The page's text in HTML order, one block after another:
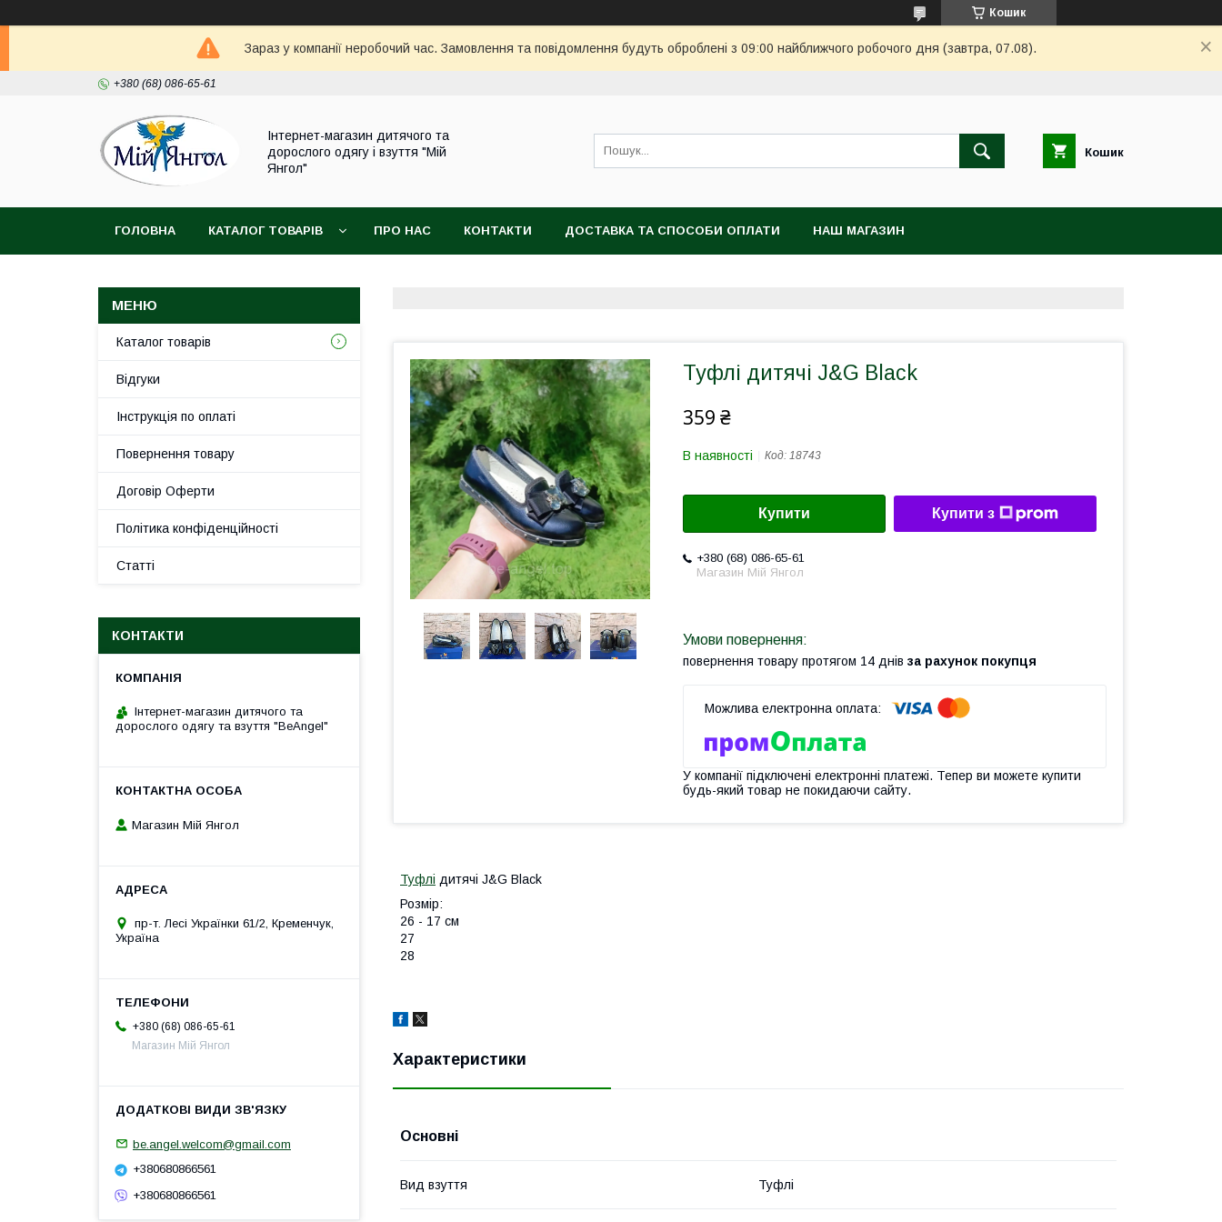
Кошик
Зараз у компанії неробочий час. Замовлення та повідомлення будуть оброблені з 09:00 найближчого робочого дня (завтра, 07.08).
+380 (68) 086-65-61
Інтернет-магазин дитячого та
дорослого одягу і взуття "Мій
Янгол"
Кошик
ГОЛОВНА КАТАЛОГ ТОВАРІВ ПРО НАС КОНТАКТИ ДОСТАВКА ТА СПОСОБИ ОПЛАТИ НАШ МАГАЗИН
Туфлі дитячі J&G Black
359 ₴
В наявності Код: 18743
Купити Купити з
+380 (68) 086-65-61
Магазин Мій Янгол
повернення товару протягом 14 днів за рахунок покупця
У компанії підключені електронні платежі. Тепер ви можете купити
будь-який товар не покидаючи сайту.
Туфлі дитячі J&G Black
Розмір:
26 - 17 см
27
28
Характеристики
Основні
Вид взуття Туфлі
Каталог товарів
Відгуки
Інструкція по оплаті
Повернення товару
Договір Оферти
Політика конфіденційності
Статті
КОНТАКТИ
Інтернет-магазин дитячого та
дорослого одягу та взуття "BeAngel"
Магазин Мій Янгол
пр-т. Лесі Українки 61/2, Кременчук,
Україна
+380 (68) 086-65-61
Магазин Мій Янгол
be.angel.welcom@gmail.com
+380680866561
+380680866561